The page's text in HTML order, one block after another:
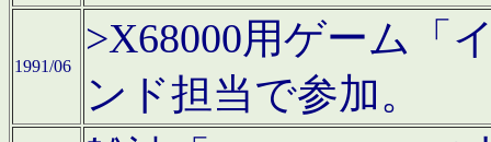
1991/06
>X68000用ゲーム「
ンド担当で参加。